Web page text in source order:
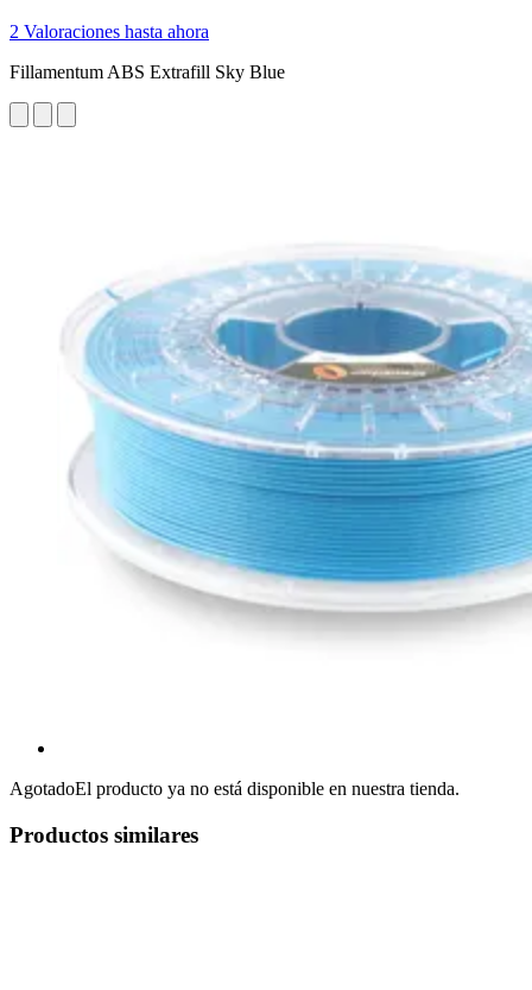
2 Valoraciones hasta ahora
Fillamentum ABS Extrafill Sky Blue
AgotadoEl producto ya no está disponible en nuestra tienda.
Productos similares